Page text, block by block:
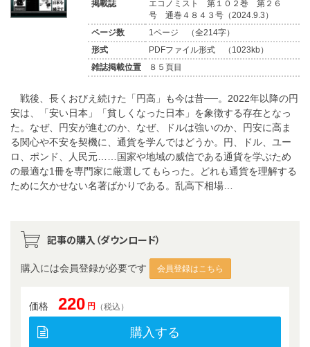
掲載誌
エコノミスト 第１０２巻 第２６
号 通巻４８４３号（2024.9.3）
ページ数
1ページ （全214字）
形式
PDFファイル形式 （1023kb）
雑誌掲載位置
８５頁目
戦後、長くおびえ続けた「円高」も今は昔──。2022年以降の円
安は、「安い日本」「貧しくなった日本」を象徴する存在となっ
た。なぜ、円安が進むのか、なぜ、ドルは強いのか、円安に高ま
る関心や不安を契機に、通貨を学んではどうか。円、ドル、ユー
ロ、ポンド、人民元……国家や地域の威信である通貨を学ぶため
の最適な1冊を専門家に厳選してもらった。どれも通貨を理解する
ために欠かせない名著ばかりである。乱高下相場…
記事の購入（ダウンロード）
購入には会員登録が必要です 会員登録はこちら
価格 220 円 （税込）
購入する